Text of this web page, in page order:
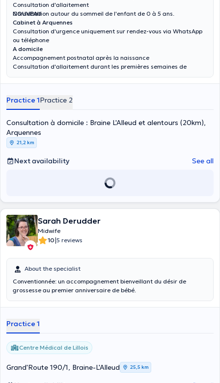
Consultation d'allaitement
Consultation autour du sommeil de l'enfant de 0 à 5 ans.
NOUVEAU
Cabinet à Arquennes
Consultation d'urgence uniquement sur rendez-vous via WhatsApp
ou téléphone
A domicile
Accompagnement postnatal après la naissance
Consultation d'allaitement durant les premières semaines de
Practice 1Practice 2
Consultation à domicile : Braine L'Alleud et alentours (20km),
Arquennes
21,2 km
Next availability See all
Sarah Derudder
Midwife
10|5 reviews
About the specialist
Conventionnée: un accompagnement bienveillant du désir de
grossesse au premier anniversaire de bébé.
Practice 1
Centre Médical de Lillois
Grand'Route 190/1, Braine-L'Alleud 25,5 km